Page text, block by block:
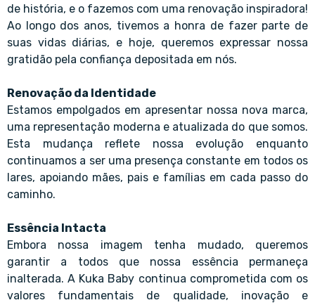
de história, e o fazemos com uma renovação inspiradora!
Ao longo dos anos, tivemos a honra de fazer parte de
suas vidas diárias, e hoje, queremos expressar nossa
gratidão pela confiança depositada em nós.
Renovação da Identidade
Estamos empolgados em apresentar nossa nova marca,
uma representação moderna e atualizada do que somos.
Esta mudança reflete nossa evolução enquanto
continuamos a ser uma presença constante em todos os
lares, apoiando mães, pais e famílias em cada passo do
caminho.
Essência Intacta
Embora nossa imagem tenha mudado, queremos
garantir a todos que nossa essência permaneça
inalterada. A Kuka Baby continua comprometida com os
valores fundamentais de qualidade, inovação e